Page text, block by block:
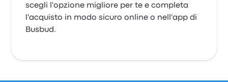
scegli l'opzione migliore per te e completa
l'acquisto in modo sicuro online o nell'app di
Busbud.